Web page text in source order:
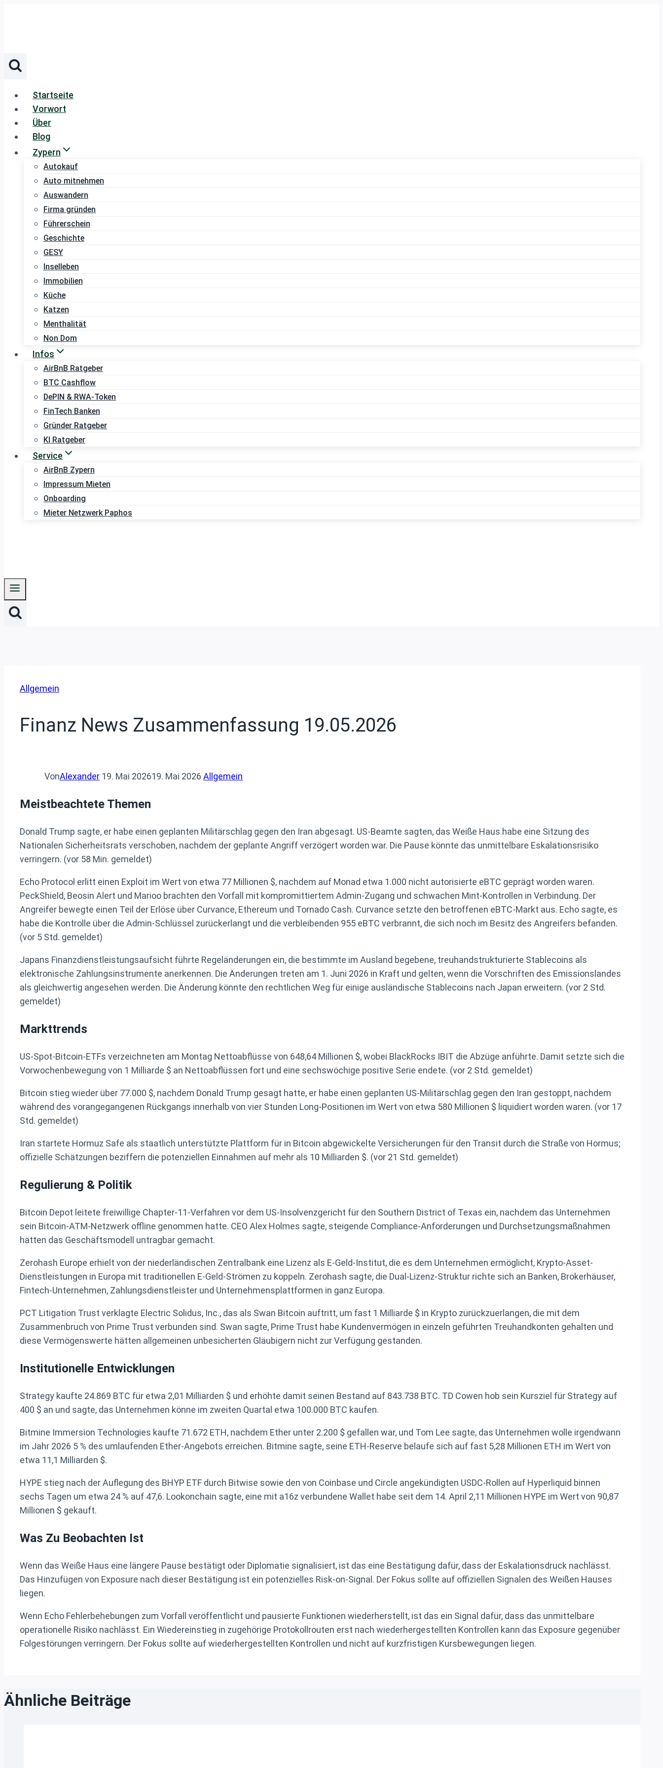
Startseite
Vorwort
Über
Blog
Zypern
Autokauf
Auto mitnehmen
Auswandern
Firma gründen
Führerschein
Geschichte
GESY
Inselleben
Immobilien
Küche
Katzen
Menthalität
Non Dom
Infos
AirBnB Ratgeber
BTC Cashflow
DePIN & RWA-Token
FinTech Banken
Gründer Ratgeber
KI Ratgeber
Service
AirBnB Zypern
Impressum Mieten
Onboarding
Mieter Netzwerk Paphos
Allgemein
Finanz News Zusammenfassung 19.05.2026
VonAlexander 19. Mai 202619. Mai 2026 Allgemein
Meistbeachtete Themen
Donald Trump sagte, er habe einen geplanten Militärschlag gegen den Iran abgesagt. US-Beamte sagten, das Weiße Haus habe eine Sitzung des
Nationalen Sicherheitsrats verschoben, nachdem der geplante Angriff verzögert worden war. Die Pause könnte das unmittelbare Eskalationsrisiko
verringern. (vor 58 Min. gemeldet)
Echo Protocol erlitt einen Exploit im Wert von etwa 77 Millionen $, nachdem auf Monad etwa 1.000 nicht autorisierte eBTC geprägt worden waren.
PeckShield, Beosin Alert und Marioo brachten den Vorfall mit kompromittiertem Admin-Zugang und schwachen Mint-Kontrollen in Verbindung. Der
Angreifer bewegte einen Teil der Erlöse über Curvance, Ethereum und Tornado Cash. Curvance setzte den betroffenen eBTC-Markt aus. Echo sagte, es
habe die Kontrolle über die Admin-Schlüssel zurückerlangt und die verbleibenden 955 eBTC verbrannt, die sich noch im Besitz des Angreifers befanden.
(vor 5 Std. gemeldet)
Japans Finanzdienstleistungsaufsicht führte Regeländerungen ein, die bestimmte im Ausland begebene, treuhandstrukturierte Stablecoins als
elektronische Zahlungsinstrumente anerkennen. Die Änderungen treten am 1. Juni 2026 in Kraft und gelten, wenn die Vorschriften des Emissionslandes
als gleichwertig angesehen werden. Die Änderung könnte den rechtlichen Weg für einige ausländische Stablecoins nach Japan erweitern. (vor 2 Std.
gemeldet)
Markttrends
US-Spot-Bitcoin-ETFs verzeichneten am Montag Nettoabflüsse von 648,64 Millionen $, wobei BlackRocks IBIT die Abzüge anführte. Damit setzte sich die
Vorwochenbewegung von 1 Milliarde $ an Nettoabflüssen fort und eine sechswöchige positive Serie endete. (vor 2 Std. gemeldet)
Bitcoin stieg wieder über 77.000 $, nachdem Donald Trump gesagt hatte, er habe einen geplanten US-Militärschlag gegen den Iran gestoppt, nachdem
während des vorangegangenen Rückgangs innerhalb von vier Stunden Long-Positionen im Wert von etwa 580 Millionen $ liquidiert worden waren. (vor 17
Std. gemeldet)
Iran startete Hormuz Safe als staatlich unterstützte Plattform für in Bitcoin abgewickelte Versicherungen für den Transit durch die Straße von Hormus;
offizielle Schätzungen beziffern die potenziellen Einnahmen auf mehr als 10 Milliarden $. (vor 21 Std. gemeldet)
Regulierung & Politik
Bitcoin Depot leitete freiwillige Chapter-11-Verfahren vor dem US-Insolvenzgericht für den Southern District of Texas ein, nachdem das Unternehmen
sein Bitcoin-ATM-Netzwerk offline genommen hatte. CEO Alex Holmes sagte, steigende Compliance-Anforderungen und Durchsetzungsmaßnahmen
hätten das Geschäftsmodell untragbar gemacht.
Zerohash Europe erhielt von der niederländischen Zentralbank eine Lizenz als E-Geld-Institut, die es dem Unternehmen ermöglicht, Krypto-Asset-
Dienstleistungen in Europa mit traditionellen E-Geld-Strömen zu koppeln. Zerohash sagte, die Dual-Lizenz-Struktur richte sich an Banken, Brokerhäuser,
Fintech-Unternehmen, Zahlungsdienstleister und Unternehmensplattformen in ganz Europa.
PCT Litigation Trust verklagte Electric Solidus, Inc., das als Swan Bitcoin auftritt, um fast 1 Milliarde $ in Krypto zurückzuerlangen, die mit dem
Zusammenbruch von Prime Trust verbunden sind. Swan sagte, Prime Trust habe Kundenvermögen in einzeln geführten Treuhandkonten gehalten und
diese Vermögenswerte hätten allgemeinen unbesicherten Gläubigern nicht zur Verfügung gestanden.
Institutionelle Entwicklungen
Strategy kaufte 24.869 BTC für etwa 2,01 Milliarden $ und erhöhte damit seinen Bestand auf 843.738 BTC. TD Cowen hob sein Kursziel für Strategy auf
400 $ an und sagte, das Unternehmen könne im zweiten Quartal etwa 100.000 BTC kaufen.
Bitmine Immersion Technologies kaufte 71.672 ETH, nachdem Ether unter 2.200 $ gefallen war, und Tom Lee sagte, das Unternehmen wolle irgendwann
im Jahr 2026 5 % des umlaufenden Ether-Angebots erreichen. Bitmine sagte, seine ETH-Reserve belaufe sich auf fast 5,28 Millionen ETH im Wert von
etwa 11,1 Milliarden $.
HYPE stieg nach der Auflegung des BHYP ETF durch Bitwise sowie den von Coinbase und Circle angekündigten USDC-Rollen auf Hyperliquid binnen
sechs Tagen um etwa 24 % auf 47,6. Lookonchain sagte, eine mit a16z verbundene Wallet habe seit dem 14. April 2,11 Millionen HYPE im Wert von 90,87
Millionen $ gekauft.
Was Zu Beobachten Ist
Wenn das Weiße Haus eine längere Pause bestätigt oder Diplomatie signalisiert, ist das eine Bestätigung dafür, dass der Eskalationsdruck nachlässt.
Das Hinzufügen von Exposure nach dieser Bestätigung ist ein potenzielles Risk-on-Signal. Der Fokus sollte auf offiziellen Signalen des Weißen Hauses
liegen.
Wenn Echo Fehlerbehebungen zum Vorfall veröffentlicht und pausierte Funktionen wiederherstellt, ist das ein Signal dafür, dass das unmittelbare
operationelle Risiko nachlässt. Ein Wiedereinstieg in zugehörige Protokollrouten erst nach wiederhergestellten Kontrollen kann das Exposure gegenüber
Folgestörungen verringern. Der Fokus sollte auf wiederhergestellten Kontrollen und nicht auf kurzfristigen Kursbewegungen liegen.
Ähnliche Beiträge